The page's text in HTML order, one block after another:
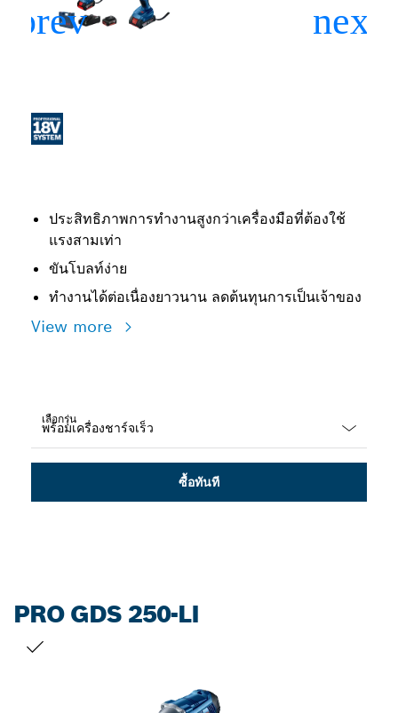
ประสิทธิภาพการทำงานสูงกว่าเครื่องมือที่ต้องใช้
แรงสามเท่า
ขันโบลท์ง่าย
ทำงานได้ต่อเนื่องยาวนาน ลดต้นทุนการเป็นเจ้าของ
View more
เลือกรุ่น
ซื้อทันที
PRO GDS 250-LI